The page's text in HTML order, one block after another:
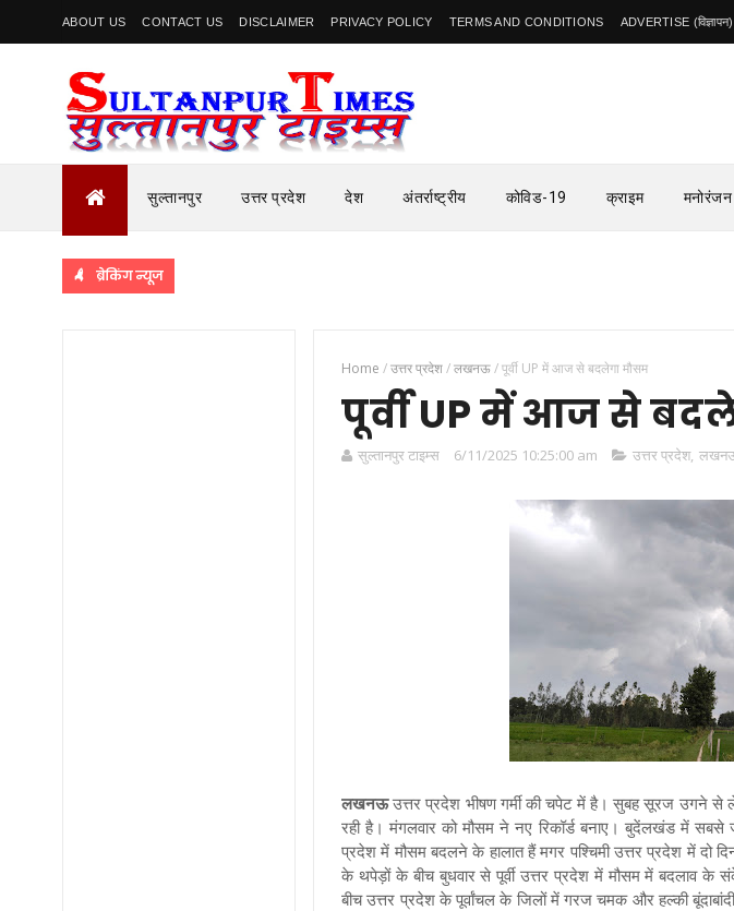
ABOUT US CONTACT US DISCLAIMER PRIVACY POLICY TERMS AND CONDITIONS ADVERTISE (विज्ञापन)
सुल्तानपुर उत्तर प्रदेश देश अंतर्राष्ट्रीय कोविड-19 क्राइम मनोरंजन
ब्रेकिंग न्यूज
Home /उत्तर प्रदेश/लखनऊ/पूर्वी UP में आज से बदलेगा मौसम
पूर्वी UP में आज से
सुल्तानपुर टाइम्स 6/11/2025 10:25:00 am उत्तर प्रदेश,
लखनऊउत्तर प्रदेश भीषण गर्मी की चपेट में है। सुबह सूरज उगने से
रही है। मंगलवार को मौसम ने नए रिकॉर्ड बनाए। बुदेंलखंड में सबसे
प्रदेश में मौसम बदलने के हालात हैं मगर पश्चिमी उत्तर प्रदेश में दो
के थपेड़ों के बीच बुधवार से पूर्वी उत्तर प्रदेश में मौसम में बदलाव
बीच उत्तर प्रदेश के पूर्वांचल के जिलों में गरज चमक और हल्की